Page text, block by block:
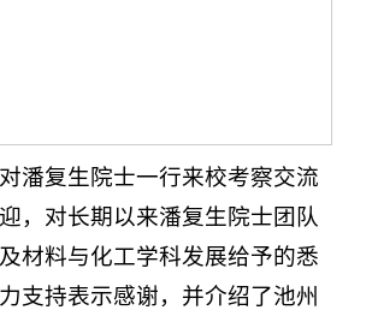
潘复生院士一行来校考察交流
，对长期以来潘复生院士团队
材料与化工学科发展给予的悉
支持表示感谢，并介绍了池州